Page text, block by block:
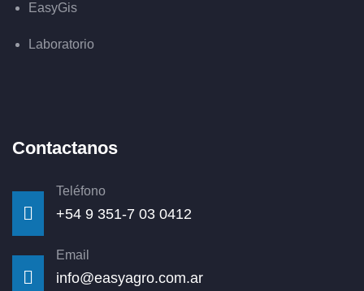
EasyGis
Laboratorio
Contactanos
Teléfono
+54 9 351-7 03 0412
Email
info@easyagro.com.ar